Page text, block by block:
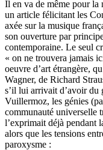
Il en va de même pour la
un article félicitant les
axée sur la musique
son ouverture par
contemporaine. Le seul
« on ne trouvera jamais
oeuvre d’art étrangère,
Wagner, de Richard
s’il lui arrivait d’avoir
Vuillermoz, les génies
communauté universelle
l’exprimait déjà pendant
alors que les tensions
paroxysme :